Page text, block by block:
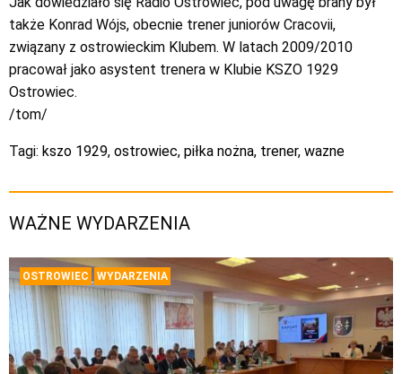
także Konrad Wójs, obecnie trener juniorów Cracovii,
związany z ostrowieckim Klubem. W latach 2009/2010
pracował jako asystent trenera w Klubie KSZO 1929
Ostrowiec.
/tom/
Tagi: kszo 1929, ostrowiec, piłka nożna, trener, wazne
WAŻNE WYDARZENIA
OSTROWIEC WYDARZENIA